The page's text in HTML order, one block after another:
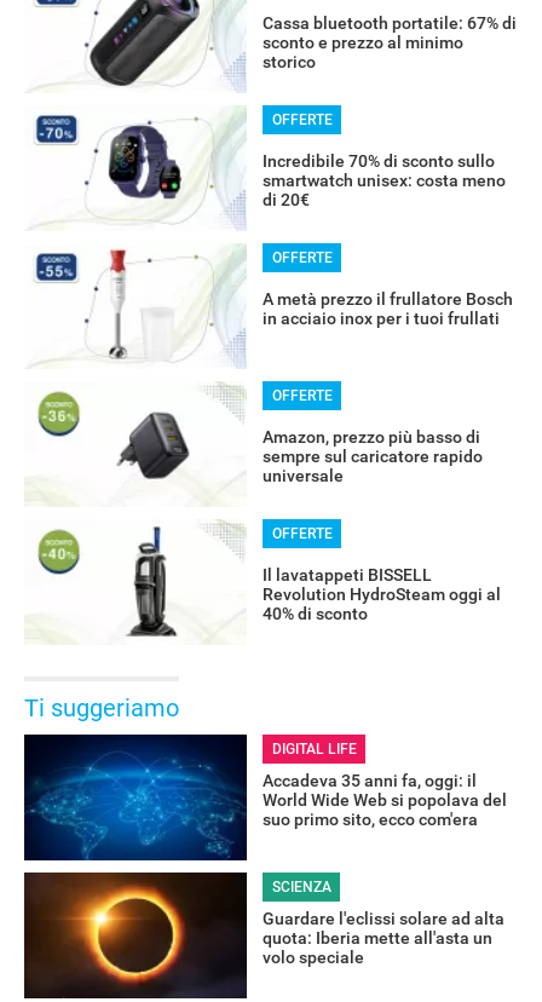
Cassa bluetooth portatile: 67% di
sconto e prezzo al minimo
storico
OFFERTE
Incredibile 70% di sconto sullo
smartwatch unisex: costa meno
di 20€
OFFERTE
A metà prezzo il frullatore Bosch
in acciaio inox per i tuoi frullati
OFFERTE
Amazon, prezzo più basso di
sempre sul caricatore rapido
universale
OFFERTE
Il lavatappeti BISSELL
Revolution HydroSteam oggi al
40% di sconto
Ti suggeriamo
DIGITAL LIFE
Accadeva 35 anni fa, oggi: il
World Wide Web si popolava del
suo primo sito, ecco com'era
SCIENZA
Guardare l'eclissi solare ad alta
quota: Iberia mette all'asta un
volo speciale